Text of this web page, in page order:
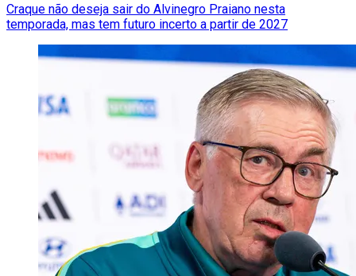
Craque não deseja sair do Alvinegro Praiano nesta
temporada, mas tem futuro incerto a partir de 2027